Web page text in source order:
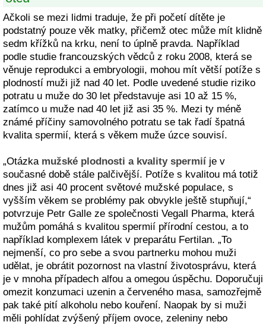
Ačkoli se mezi lidmi traduje, že při početí dítěte je
podstatný pouze věk matky, přičemž otec může mít klidně
sedm křížků na krku, není to úplně pravda. Například
podle studie francouzských vědců z roku 2008, která se
věnuje reprodukci a embryologii, mohou mít větší potíže s
plodností muži již nad 40 let. Podle uvedené studie riziko
potratu u muže do 30 let představuje asi 10 až 15 %,
zatímco u muže nad 40 let již asi 35 %. Mezi ty méně
známé příčiny samovolného potratu se tak řadí špatná
kvalita spermií, která s věkem muže úzce souvisí.
„Otázka mužské plodnosti a kvality spermií je v
současné době stále palčivější. Potíže s kvalitou má totiž
dnes již asi 40 procent světové mužské populace, s
vyšším věkem se problémy pak obvykle ještě stupňují,“
potvrzuje Petr Galle ze společnosti Vegall Pharma, která
mužům pomáhá s kvalitou spermií přírodní cestou, a to
například komplexem látek v preparátu Fertilan. „To
nejmenší, co pro sebe a svou partnerku mohou muži
udělat, je obrátit pozornost na vlastní životosprávu, která
je v mnoha případech alfou a omegou úspěchu. Doporučuji
omezit konzumaci uzenin a červeného masa, samozřejmě
pak také pití alkoholu nebo kouření. Naopak by si muži
měli pohlídat zvýšený příjem ovoce, zeleniny nebo